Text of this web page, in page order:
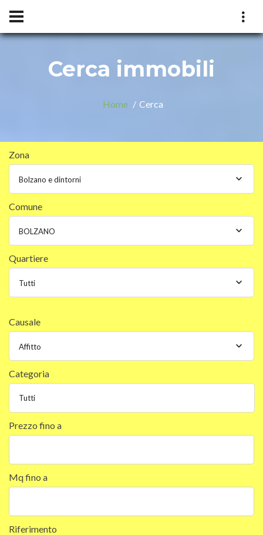
Cerca immobili
Home Cerca
Zona
Bolzano e dintorni
Comune
BOLZANO
Quartiere
Tutti
Causale
Affitto
Categoria
Prezzo fino a
Mq fino a
Riferimento